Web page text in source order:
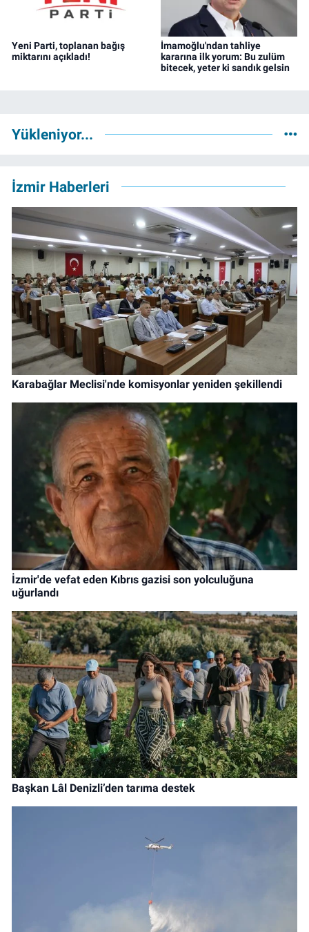
Yeni Parti, toplanan bağış
miktarını açıkladı!
İmamoğlu'ndan tahliye
kararına ilk yorum: Bu zulüm
bitecek, yeter ki sandık gelsin
Yükleniyor...
İzmir Haberleri
Karabağlar Meclisi'nde komisyonlar yeniden şekillendi
İzmir'de vefat eden Kıbrıs gazisi son yolculuğuna
uğurlandı
Başkan Lâl Denizli’den tarıma destek